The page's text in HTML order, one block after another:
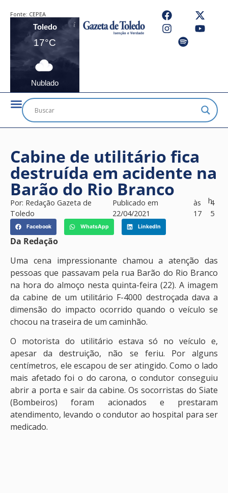
Fonte: CEPEA
Toledo
17°C
Nublado
Cabine de utilitário fica
destruída em acidente na
Barão do Rio Branco
Por: Redação Gazeta de
Toledo
Publicado em
22/04/2021
às
17
h4
5
Facebook WhatsApp LinkedIn
Da Redação
Uma cena impressionante chamou a atenção das
pessoas que passavam pela rua Barão do Rio Branco
na hora do almoço nesta quinta-feira (22). A imagem
da cabine de um utilitário F-4000 destroçada dava a
dimensão do impacto ocorrido quando o veículo se
chocou na traseira de um caminhão.
O motorista do utilitário estava só no veículo e,
apesar da destruição, não se feriu. Por alguns
centímetros, ele escapou de ser atingido. Como o lado
mais afetado foi o do carona, o condutor conseguiu
abrir a porta e sair da cabine. Os socorristas do Siate
(Bombeiros) foram acionados e prestaram
atendimento, levando o condutor ao hospital para ser
medicado.